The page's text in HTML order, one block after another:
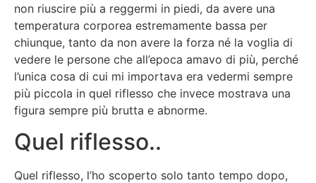
non riuscire più a reggermi in piedi, da avere una
temperatura corporea estremamente bassa per
chiunque, tanto da non avere la forza né la voglia di
vedere le persone che all’epoca amavo di più, perché
l’unica cosa di cui mi importava era vedermi sempre
più piccola in quel riflesso che invece mostrava una
figura sempre più brutta e abnorme.
Quel riflesso..
Quel riflesso, l’ho scoperto solo tanto tempo dopo,